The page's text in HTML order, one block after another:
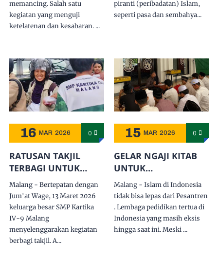
memancing. Salah satu
kegiatan yang menguji
ketelatenan dan kesabaran. ...
piranti (peribadatan) Islam,
seperti pasa dan sembahya...
16 MAR 2026 0
RATUSAN TAKJIL
TERBAGI UNTUK
MASYARAKAT
Malang - Bertepatan dengan
Jum'at Wage, 13 Maret 2026
keluarga besar SMP Kartika
IV-9 Malang
menyelenggarakan kegiatan
berbagi takjil. A...
15 MAR 2026 0
GELAR NGAJI KITAB
UNTUK
MENGUATKAN
SANAD KEILMUAN
ISLAM NUSANTARA
Malang - Islam di Indonesia
tidak bisa lepas dari Pesantren
. Lembaga pedidikan tertua di
Indonesia yang masih eksis
hingga saat ini. Meski ...